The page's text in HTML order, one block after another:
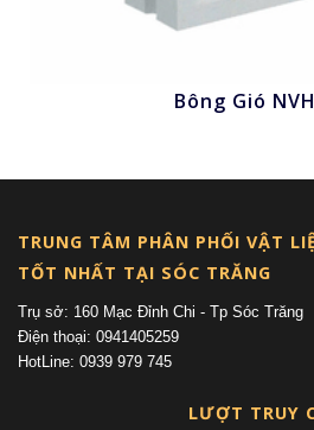
Nhấn để xem
Bông Gió
TRUNG TÂM PHÂN PHỐI VẬT
TỐT NHẤT TẠI SÓC TRĂNG
Trụ sở: 160 Mạc Đỉnh Chi - Tp Sóc Trăng
Điện thoại: 0941405259
HotLine: 0939 979 745
LƯỢT TRUY